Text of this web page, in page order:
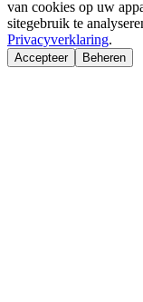
van cookies op uw
sitegebruik te
Privacyverklaring.
Accepteer Beheren